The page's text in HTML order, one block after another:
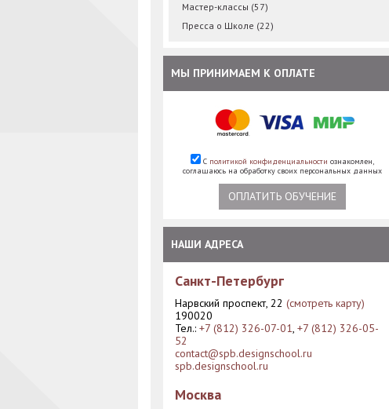
Мастер-классы (57)
Пресса о Школе (22)
МЫ ПРИНИМАЕМ К ОПЛАТЕ
С политикой конфиденциальности ознакомлен,
соглашаюсь на обработку своих персональных данных
ОПЛАТИТЬ ОБУЧЕНИЕ
НАШИ АДРЕСА
Санкт-Петербург
Нарвский проспект, 22 (смотреть карту)
190020
Тел.: +7 (812) 326-07-01, +7 (812) 326-05-
52
contact@spb.designschool.ru
spb.designschool.ru
Москва